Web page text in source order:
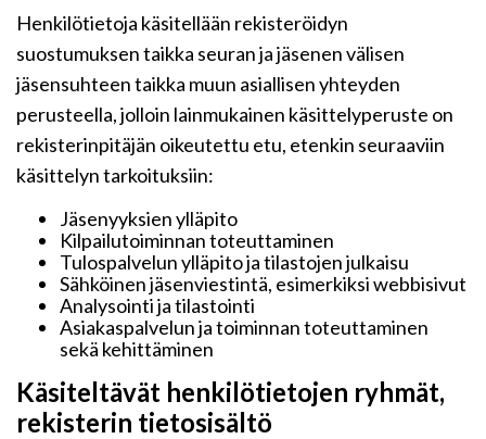
Henkilötietoja käsitellään rekisteröidyn
suostumuksen taikka seuran ja jäsenen välisen
jäsensuhteen taikka muun asiallisen yhteyden
perusteella, jolloin lainmukainen käsittelyperuste on
rekisterinpitäjän oikeutettu etu, etenkin seuraaviin
käsittelyn tarkoituksiin:
Jäsenyyksien ylläpito
Kilpailutoiminnan toteuttaminen
Tulospalvelun ylläpito ja tilastojen julkaisu
Sähköinen jäsenviestintä, esimerkiksi webbisivut
Analysointi ja tilastointi
Asiakaspalvelun ja toiminnan toteuttaminen
sekä kehittäminen
Käsiteltävät henkilötietojen ryhmät,
rekisterin tietosisältö